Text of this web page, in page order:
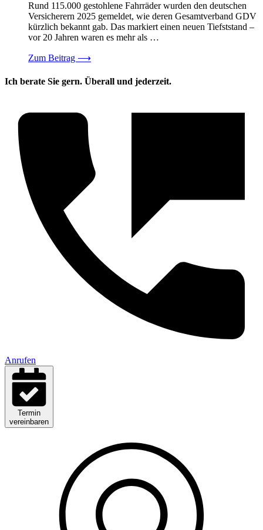
Rund 115.000 gestohlene Fahrräder wurden den deutschen
Versicherern 2025 gemeldet, wie deren Gesamtverband GDV
kürzlich bekannt gab. Das markiert einen neuen Tiefststand –
vor 20 Jahren waren es mehr als …
Zum Beitrag ⟶
Ich berate Sie gern. Überall und jederzeit.
Anrufen
Termin
vereinbaren